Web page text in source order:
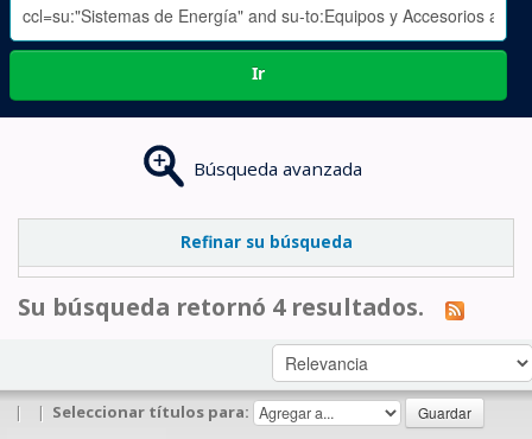
Ir
Búsqueda avanzada
Refinar su búsqueda
Su búsqueda retornó 4 resultados.
| | Seleccionar títulos para: